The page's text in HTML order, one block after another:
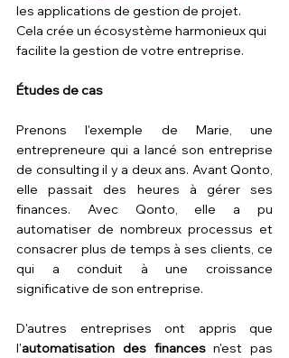
les applications de gestion de projet.
Cela crée un écosystème harmonieux qui
facilite la gestion de votre entreprise.
Études de cas
Prenons l'exemple de Marie, une
entrepreneure qui a lancé son entreprise
de consulting il y a deux ans. Avant Qonto,
elle passait des heures à gérer ses
finances. Avec Qonto, elle a pu
automatiser de nombreux processus et
consacrer plus de temps à ses clients, ce
qui a conduit à une croissance
significative de son entreprise.
D'autres entreprises ont appris que
l'automatisation des finances n'est pas